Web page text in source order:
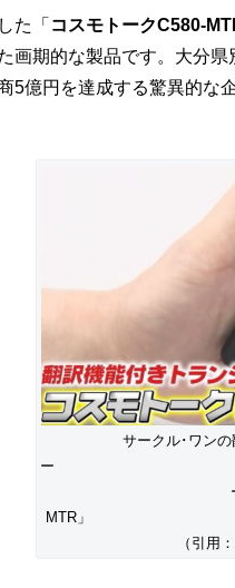
た「 コスモトークC580-
画期的な製品です。大分
5億円を達成する驚異的な
サークル･ワン
ー 「
（引用：「が